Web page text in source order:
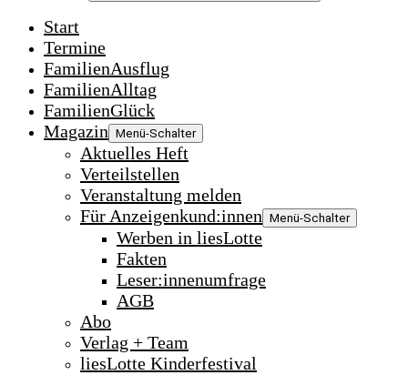
Start
Termine
FamilienAusflug
FamilienAlltag
FamilienGlück
Magazin Menü-Schalter
Aktuelles Heft
Verteilstellen
Veranstaltung melden
Für Anzeigenkund:innen Menü-Schalter
Werben in liesLotte
Fakten
Leser:innenumfrage
AGB
Abo
Verlag + Team
liesLotte Kinderfestival